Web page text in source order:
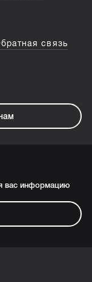
связь
вас информацию